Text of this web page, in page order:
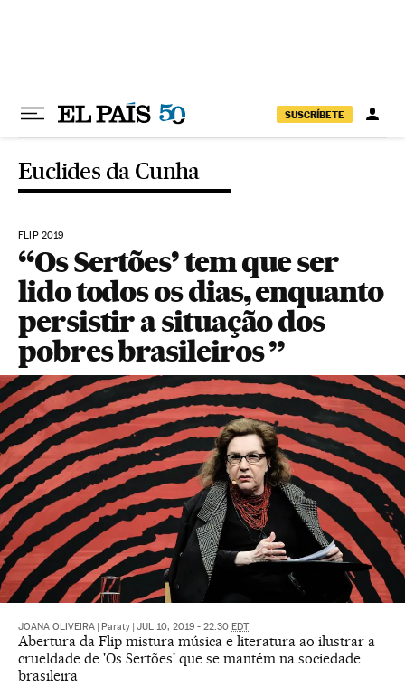
SUSCRÍBETE
Euclides da Cunha
FLIP 2019
“Os Sertões’ tem que ser
lido todos os dias, enquanto
persistir a situação dos
pobres brasileiros ”
JOANA OLIVEIRA Paraty JUL 10, 2019 - 22:30 EDT
Abertura da Flip mistura música e literatura ao ilustrar a
crueldade de 'Os Sertões' que se mantém na sociedade
brasileira